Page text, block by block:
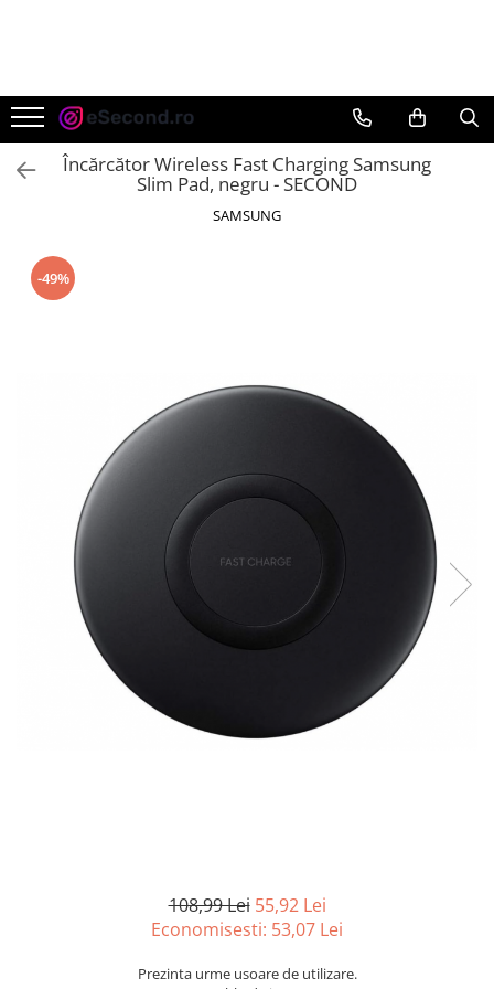
Auto Moto
Accesorii Auto
Anvelope & Jante
Electronice Auto
Intretinere & Cosmetica auto
Casa, Gradina & Bricolaj
Bucatarie & Servire
Curatenie si intretinere
Decoratiuni
Gradinarit
Hobby-uri creative
Iluminat & Electrice
Kit-uri automatizari porti si usi
Scule electrice si unelte
Silicon, spume si solutii tehnice
Textile si covoare
Încărcător Wireless Fast Charging Samsung
Slim Pad, negru - SECOND
SAMSUNG
-49%
108,99 Lei 55,92 Lei
Economisesti: 53,07 Lei
Prezinta urme usoare de utilizare.